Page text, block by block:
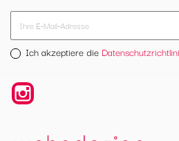
Ich akzeptiere die